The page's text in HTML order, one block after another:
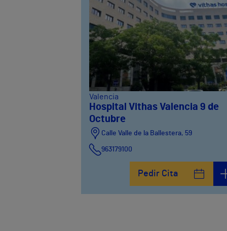
Valencia
Hospital Vithas Valencia 9 de
Octubre
Calle Valle de la Ballestera, 59
963179100
Pedir Cita